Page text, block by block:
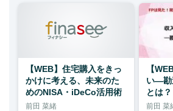
【WEB】住宅購入をきっ
かけに考える、未来のた
めのNISA・iDeCo活用術
前田 菜緒
【
い―勘
とは？
前田 菜